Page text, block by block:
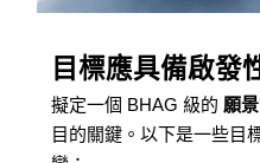
目標應具備啟發
擬定一個 BHAG 級的 願
目的關鍵。以下是一些目